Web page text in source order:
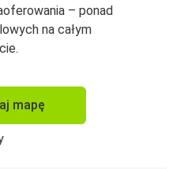
– ponad
na całym
mapę